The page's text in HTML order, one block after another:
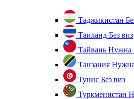
Таджикистан
Таиланд Без виз
Тайвань Нужна
Танзания
Тунис Без виз
Туркменистан